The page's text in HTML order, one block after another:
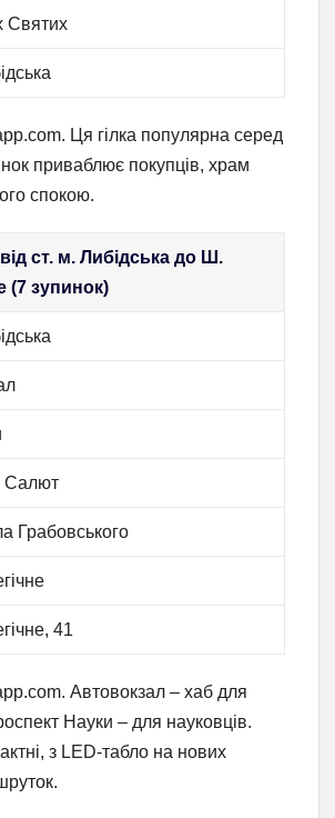
Святих
Ця гілка популярна серед
приваблює покупців, храм
спокою.
ст. м. Либідська до Ш.
(7 зупинок)
Салют
Грабовського
41
Автовокзал – хаб для
Науки – для науковців.
з LED-табло на нових